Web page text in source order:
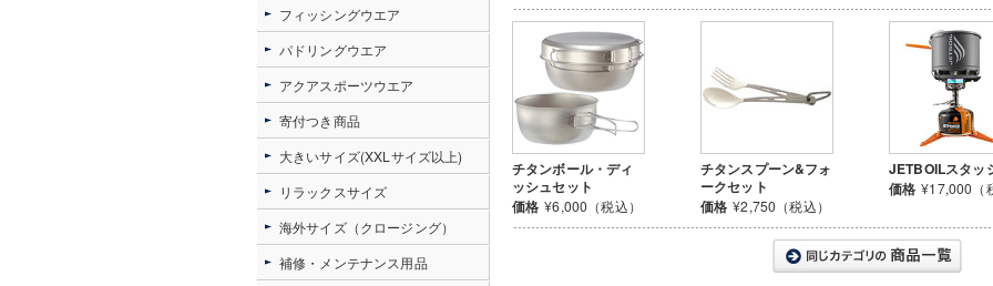
チタンボール・ディ
ッシュセット
価格 ¥6,000（税込）
チタンスプーン&フォ
ークセット
価格 ¥2,750（税込）
JETBOILスタッ
価格 ¥17,000（
フィッシングウエア
パドリングウエア
アクアスポーツウエア
寄付つき商品
大きいサイズ(XXLサイズ以上)
リラックスサイズ
海外サイズ（クロージング）
補修・メンテナンス用品